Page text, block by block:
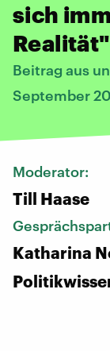
sich
Realität"
Beitrag aus
September
Moderator:
Till Haase
Katharina